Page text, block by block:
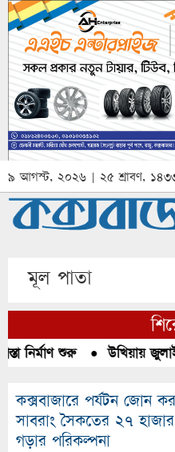
৯ আগস্ট, ২০২৬ | ২৫ শ্রাবণ,
মূল পাতা
নির্মাণ শুরু●উখিয়ায় জুলাই
কক্সবাজারে পর্যটন জোন
সাবরাং সৈকতের ২৭
গড়ার পরিকল্পনা